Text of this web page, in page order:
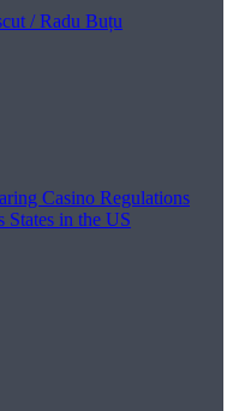
/ Radu Buțu
Casino Regulations
States in the US